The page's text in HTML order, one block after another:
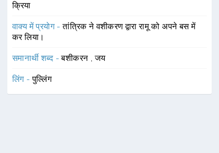
क्रिया
वाक्य में प्रयोग -तांत्रिक ने वशीकरण द्वारा रामू को अपने बस में
कर लिया।
समानार्थी शब्द -बशीकरन ,जय
लिंग -पुल्लिंग